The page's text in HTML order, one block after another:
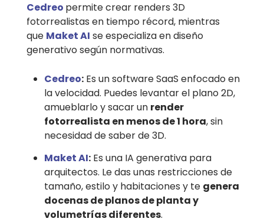
Cedreo permite crear renders 3D
fotorrealistas en tiempo récord, mientras
que Maket AI se especializa en diseño
generativo según normativas.
Cedreo: Es un software SaaS enfocado en
la velocidad. Puedes levantar el plano 2D,
amueblarlo y sacar un render
fotorrealista en menos de 1 hora, sin
necesidad desaber de 3D.
Maket AI: Es una IA generativa para
arquitectos. Le das unas restricciones de
tamaño, estilo y habitaciones y te genera
docenas de planos de planta y
volumetrías diferentes.